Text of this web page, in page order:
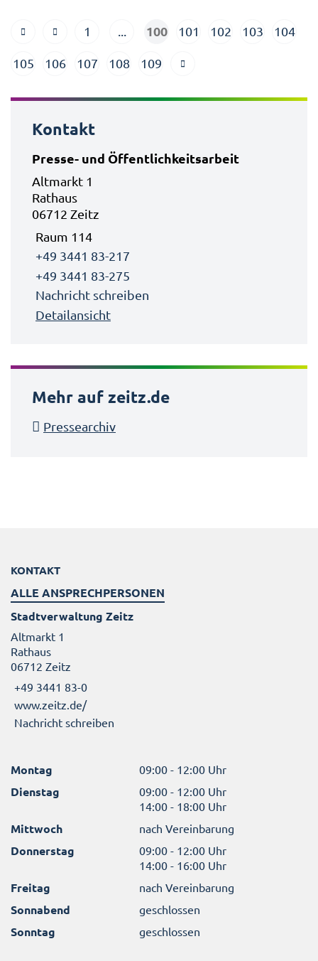
1 100 101 102 103 104
105 106 107 108 109
Kontakt
Presse- und Öffentlichkeitsarbeit
Altmarkt 1
Rathaus
06712 Zeitz
Raum 114
+49 3441 83-217
+49 3441 83-275
Nachricht schreiben
Detailansicht
Mehr auf zeitz.de
Pressearchiv
KONTAKT
ALLE ANSPRECHPERSONEN
Stadtverwaltung Zeitz
Altmarkt 1
Rathaus
06712 Zeitz
+49 3441 83-0
www.zeitz.de/
Nachricht schreiben
Montag 09:00 - 12:00 Uhr
Dienstag
09:00 - 12:00 Uhr
14:00 - 18:00 Uhr
Mittwoch nach Vereinbarung
Donnerstag
09:00 - 12:00 Uhr
14:00 - 16:00 Uhr
Freitag nach Vereinbarung
Sonnabend geschlossen
Sonntag geschlossen